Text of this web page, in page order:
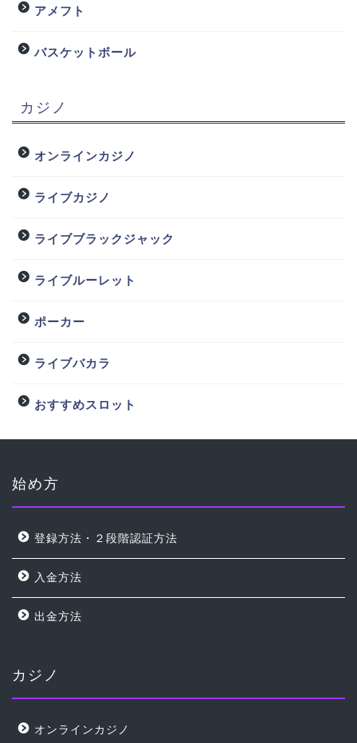
アメフト
バスケットボール
カジノ
オンラインカジノ
ライブカジノ
ライブブラックジャック
ライブルーレット
ポーカー
ライブバカラ
おすすめスロット
始め方
登録方法・２段階認証方法
入金方法
出金方法
カジノ
オンラインカジノ